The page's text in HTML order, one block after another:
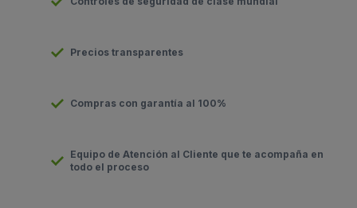
Precios transparentes
Compras con garantía al 100%
Equipo de Atención al Cliente que te acompaña en
todo el proceso